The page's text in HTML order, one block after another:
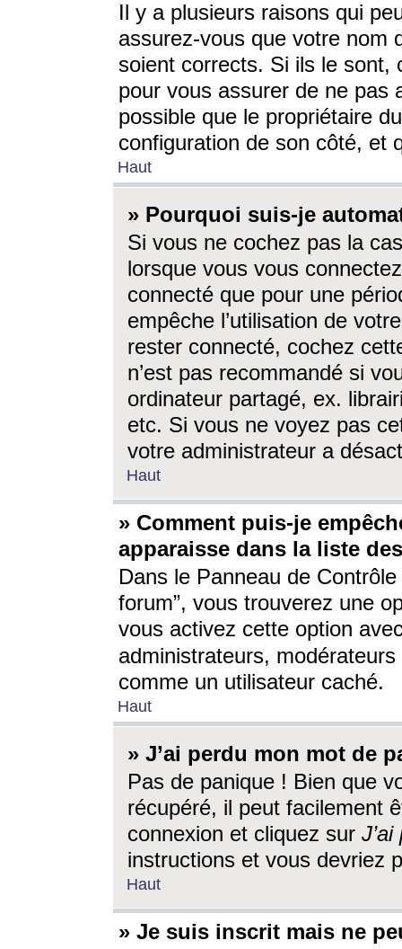
Il y a plusieurs raisons qui
assurez-vous que votre nom
soient corrects. Si ils le sont,
pour vous assurer de ne pas
possible que le propriétaire
configuration de son côté, et
Haut
» Pourquoi suis-je
Si vous ne cochez pas la
lorsque vous vous
connecté que pour une
empêche l’utilisation de
rester connecté, cochez
n’est pas recommandé si
ordinateur partagé, ex.
etc. Si vous ne voyez pas
votre administrateur a
Haut
» Comment puis-je
apparaisse dans la liste
Dans le Panneau de
forum”, vous trouverez une
vous activez cette option
administrateurs,
comme un utilisateur caché.
Haut
» J’ai perdu mon mot de
Pas de panique ! Bien que
récupéré, il peut facilement
connexion et cliquez sur
instructions et vous devriez
Haut
» Je suis inscrit mais ne